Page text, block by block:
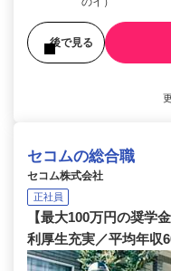
後で見る
セコムの総合職
セコム株式会社
正社員
【最大100万円の奨学
利厚生充実／平均年収